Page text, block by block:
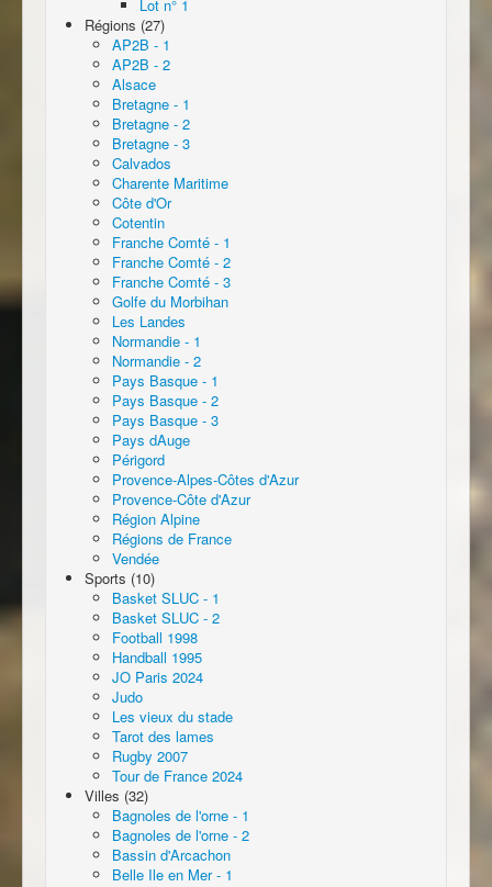
Lot n° 1
Régions (27)
AP2B - 1
AP2B - 2
Alsace
Bretagne - 1
Bretagne - 2
Bretagne - 3
Calvados
Charente Maritime
Côte d'Or
Cotentin
Franche Comté - 1
Franche Comté - 2
Franche Comté - 3
Golfe du Morbihan
Les Landes
Normandie - 1
Normandie - 2
Pays Basque - 1
Pays Basque - 2
Pays Basque - 3
Pays dAuge
Périgord
Provence-Alpes-Côtes d'Azur
Provence-Côte d'Azur
Région Alpine
Régions de France
Vendée
Sports (10)
Basket SLUC - 1
Basket SLUC - 2
Football 1998
Handball 1995
JO Paris 2024
Judo
Les vieux du stade
Tarot des lames
Rugby 2007
Tour de France 2024
Villes (32)
Bagnoles de l'orne - 1
Bagnoles de l'orne - 2
Bassin d'Arcachon
Belle Ile en Mer - 1